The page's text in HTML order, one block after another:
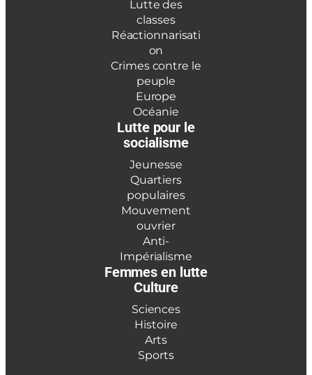
Lutte des
classes
Réactionnarisati
on
Crimes contre le
peuple
Europe
Océanie
Lutte pour le
socialisme
Jeunesse
Quartiers
populaires
Mouvement
ouvrier
Anti-
Impérialisme
Femmes en lutte
Culture
Sciences
Histoire
Arts
Sports